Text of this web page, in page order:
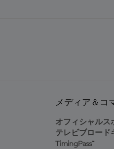
メディア＆コ
オフィシャルス
テレビブロード
TimingPass™